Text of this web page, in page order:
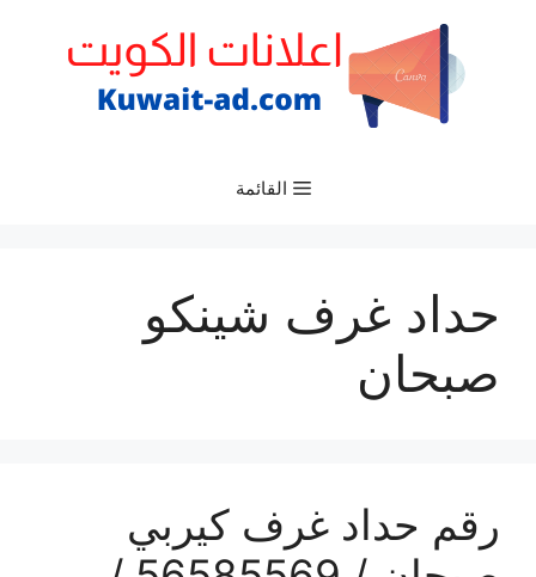
القائمة
حداد غرف شينكو
صبحان
رقم حداد غرف كيربي